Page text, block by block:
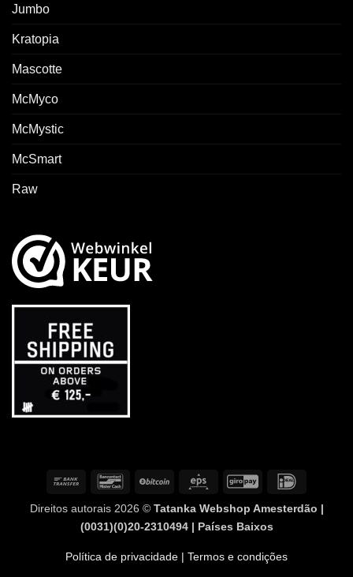
Jumbo
Kratopia
Mascotte
McMyco
McMystic
McSmart
Raw
TransferênciaContacto
o
banco
BitCoin Eps GiroPay
Direitos autorais 2026 © Tatanka Webshop Amesterdão |
(0031)(0)20-2310494 | Países Baixos
Política de privacidade | Termos e condições